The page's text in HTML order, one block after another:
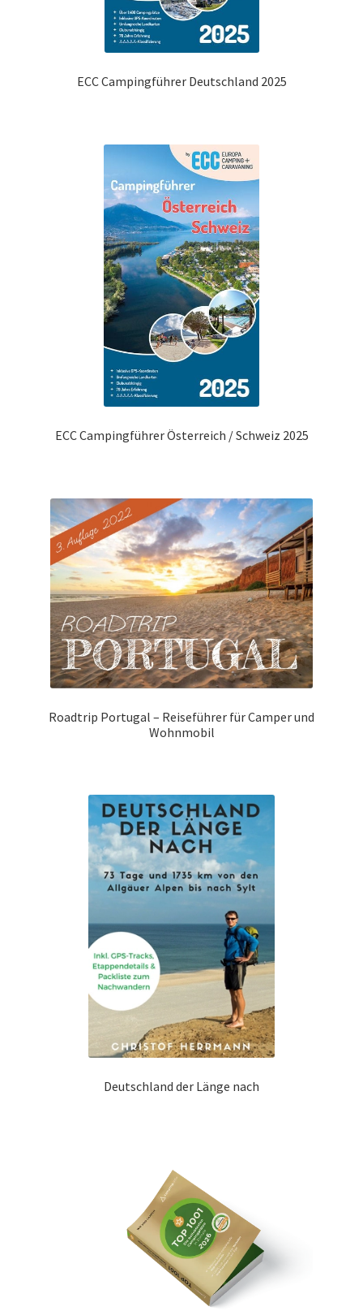
ECC Campingführer Deutschland 2025
ECC Campingführer Österreich / Schweiz 2025
Roadtrip Portugal – Reiseführer für Camper und
Wohnmobil
Deutschland der Länge nach